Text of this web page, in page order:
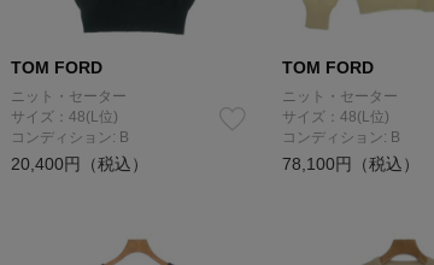
TOM FORD
ニット・セーター
サイズ：48(L位)
コンディション: B
20,400円（税込）
TOM FORD
ニット・セーター
サイズ：48(L位)
コンディション: B
78,100円（税込）